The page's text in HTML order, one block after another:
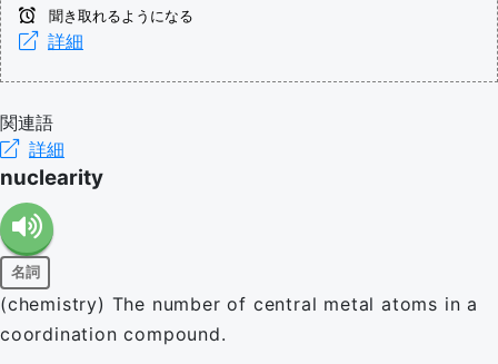
聞き取れるようになる
詳細
関連語
詳細
nuclearity
名詞
(chemistry) The number of central metal atoms in a
coordination compound.